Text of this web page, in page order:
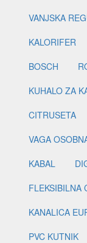
VANJSKA
KALORIFER
BOSCH
KUHALO ZA
CITRUSETA
VAGA
KABAL
FLEKSIBILNA
KANALICA
PVC KUTNIK